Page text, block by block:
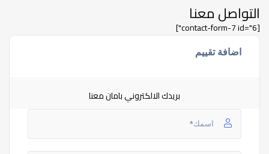
التواصل معنا
[contact-form-7 id="6"]
اضافة تقييم
بريدك الالكتروني بامان معنا